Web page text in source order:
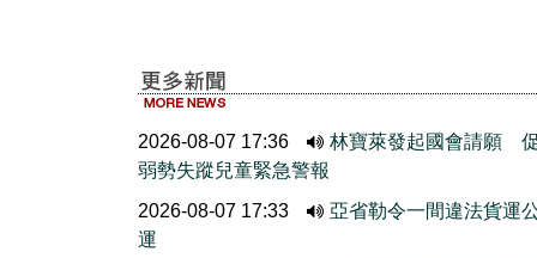
2026-08-07 17:36
林寶萊發起國會請願
弱勢失蹤兒童緊急警報
2026-08-07 17:33
亞省勒令一間違法貨運
運